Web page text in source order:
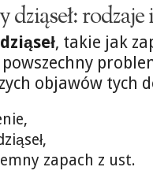
rodzaje
, takie jak
objawów tych
zapach z ust.